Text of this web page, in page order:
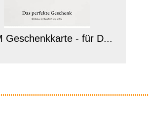
Geschenkkarte - für D...